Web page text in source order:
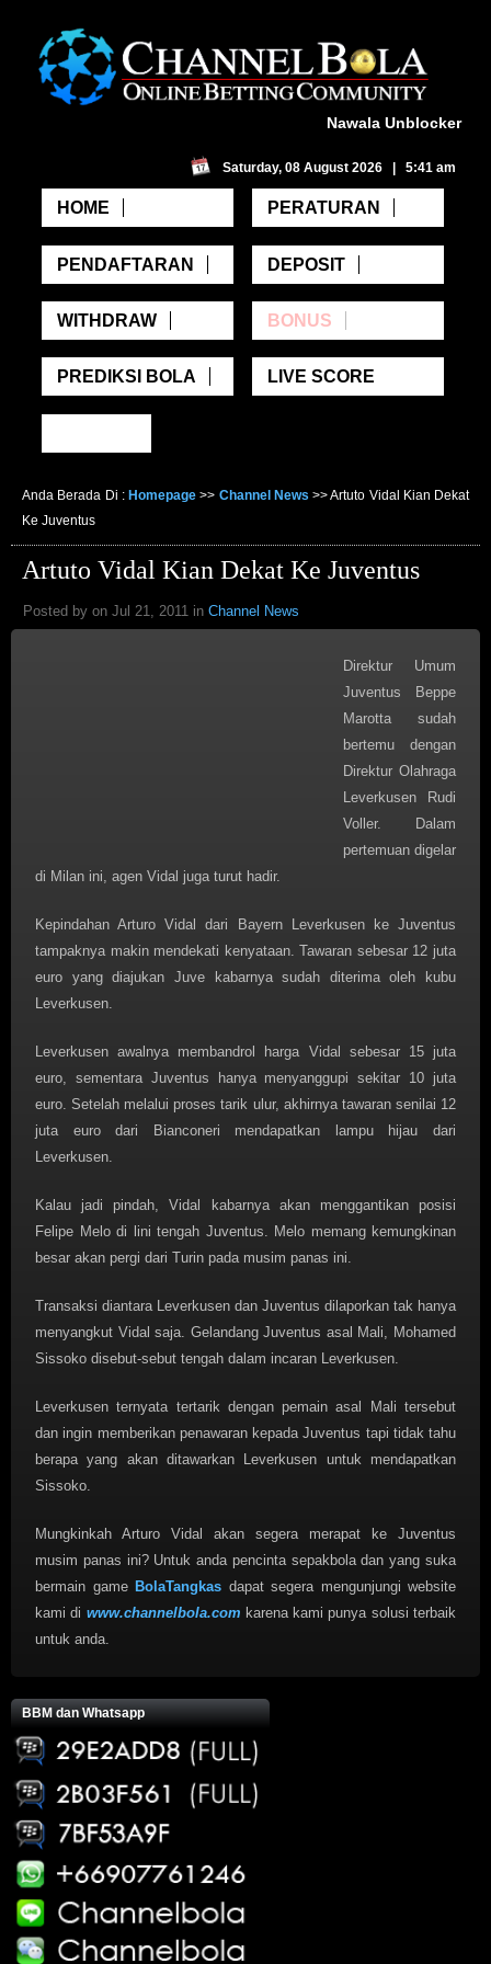
Nawala Unblocker
Saturday, 08 August 2026 | 5:41 am
HOME PERATURAN
PENDAFTARAN DEPOSIT
WITHDRAW BONUS
PREDIKSI BOLA LIVE SCORE
Anda Berada Di : Homepage >> Channel News >>Artuto Vidal Kian Dekat
Ke Juventus
Artuto Vidal Kian Dekat Ke Juventus
Posted by on Jul 21, 2011 in Channel News
Direktur Umum
Juventus Beppe
Marotta sudah
bertemu dengan
Direktur Olahraga
Leverkusen Rudi
Voller. Dalam
pertemuan digelar
di Milan ini, agen Vidal juga turut hadir.
Kepindahan Arturo Vidal dari Bayern Leverkusen ke Juventus
tampaknya makin mendekati kenyataan. Tawaran sebesar 12 juta
euro yang diajukan Juve kabarnya sudah diterima oleh kubu
Leverkusen.
Leverkusen awalnya membandrol harga Vidal sebesar 15 juta
euro, sementara Juventus hanya menyanggupi sekitar 10 juta
euro. Setelah melalui proses tarik ulur, akhirnya tawaran senilai 12
juta euro dari Bianconeri mendapatkan lampu hijau dari
Leverkusen.
Kalau jadi pindah, Vidal kabarnya akan menggantikan posisi
Felipe Melo di lini tengah Juventus. Melo memang kemungkinan
besar akan pergi dari Turin pada musim panas ini.
Transaksi diantara Leverkusen dan Juventus dilaporkan tak hanya
menyangkut Vidal saja. Gelandang Juventus asal Mali, Mohamed
Sissoko disebut-sebut tengah dalam incaran Leverkusen.
Leverkusen ternyata tertarik dengan pemain asal Mali tersebut
dan ingin memberikan penawaran kepada Juventus tapi tidak tahu
berapa yang akan ditawarkan Leverkusen untuk mendapatkan
Sissoko.
Mungkinkah Arturo Vidal akan segera merapat ke Juventus
musim panas ini? Untuk anda pencinta sepakbola dan yang suka
bermain game BolaTangkas dapat segera mengunjungi website
kami di www.channelbola.com karena kami punya solusi terbaik
untuk anda.
BBM dan Whatsapp